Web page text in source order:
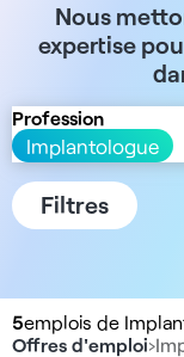
Nous
expertise
Profession
Implantologue
Filtres
5emplois de
Offres d'emploi›